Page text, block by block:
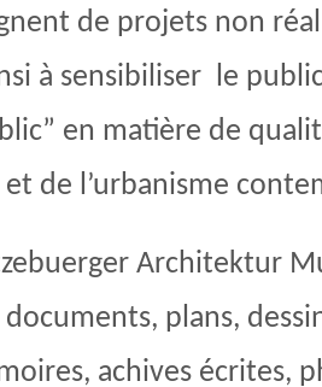
de projets non
à sensibiliser le
en matière de
et de l’urbanisme
Architektur
plans,
achives écrites,